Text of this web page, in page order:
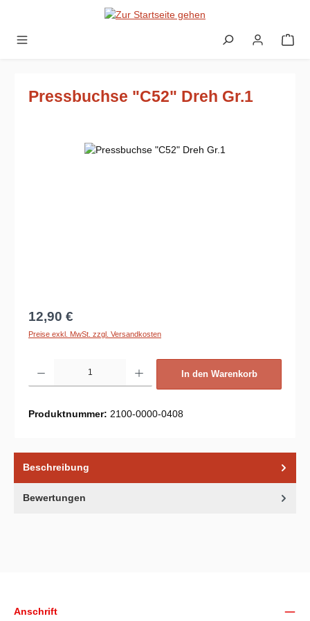
Zum Hauptinhalt springen
Pressbuchse "C52" Dreh Gr.1
Bildergalerie überspringen
Regulärer Preis:
12,90 €
Preise exkl. MwSt. zzgl. Versandkosten
In den Warenkorb
Produktnummer: 2100-0000-0408
Beschreibung
Bewertungen
Anschrift